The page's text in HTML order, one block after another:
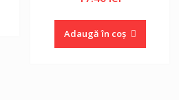
Adaugă în coș